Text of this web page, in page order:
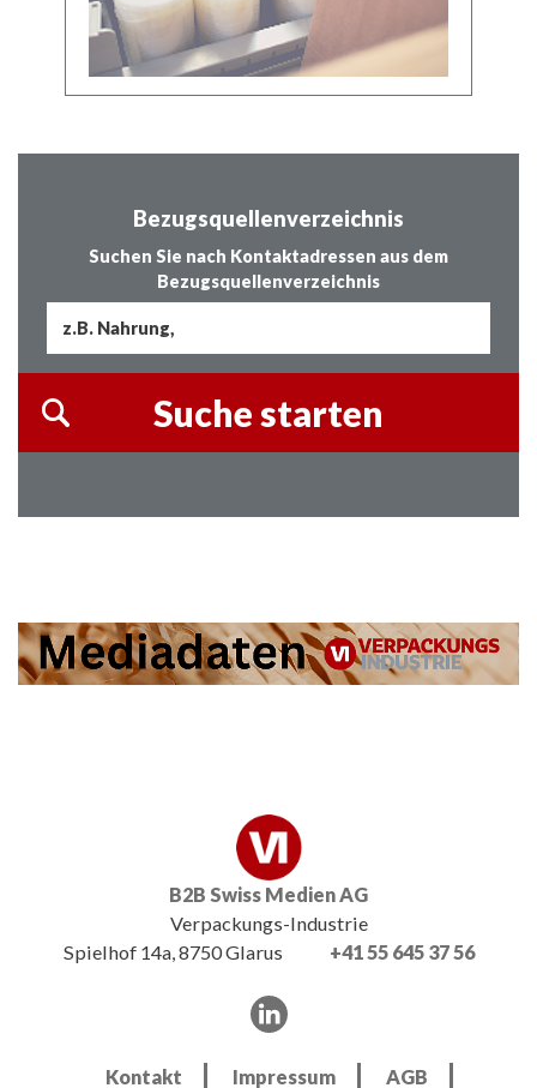
Bezugsquellenverzeichnis
Suchen Sie nach Kontaktadressen aus dem
Bezugsquellenverzeichnis
B2B Swiss Medien AG
Verpackungs-Industrie
Spielhof 14a, 8750 Glarus
+41 55 645 37 56
Kontakt Impressum AGB